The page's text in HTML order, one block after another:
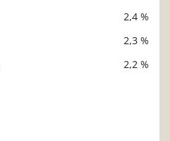
2,4 %
2,3 %
2,2 %